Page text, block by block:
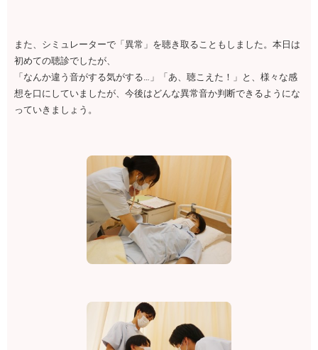
また、シミュレーターで「異常」を聴き取ることもしました。本日は
初めての聴診でしたが、
「なんか違う音がする気がする…」「あ、聴こえた！」と、様々な感
想を口にしていましたが、今後はどんな異常音か判断できるようにな
っていきましょう。